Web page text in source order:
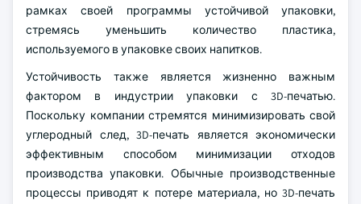
рамках своей программы устойчивой упаковки,
стремясь уменьшить количество пластика,
используемого в упаковке своих напитков.
Устойчивость также является жизненно важным
фактором в индустрии упаковки с 3D-печатью.
Поскольку компании стремятся минимизировать свой
углеродный след, 3D-печать является экономически
эффективным способом минимизации отходов
производства упаковки. Обычные производственные
процессы приводят к потере материала, но 3D-печать